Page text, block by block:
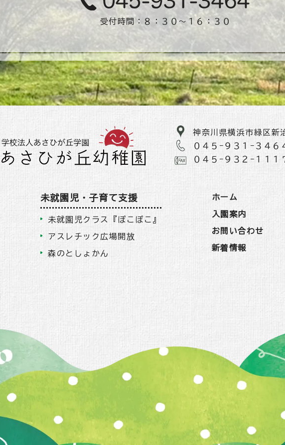
受付時間：８：３０〜１６：３０
神奈川県横浜市緑区新
０４５−９３１−３４６
０４５−９３２−１１１
未就園児・子育て支援
未就園児クラス『ぽこぽこ』
アスレチック広場開放
森のとしょかん
ホーム
入園案内
お問い合わせ
新着情報